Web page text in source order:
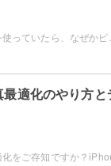
適化のやり方と